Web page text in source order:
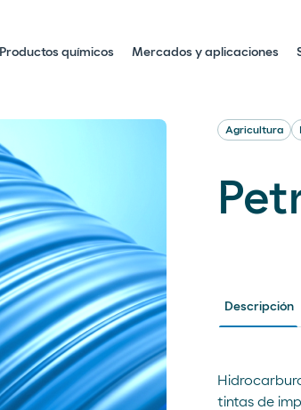
Productos químicos Mercados y aplicaciones
Agricultura
Descripción
tintas de